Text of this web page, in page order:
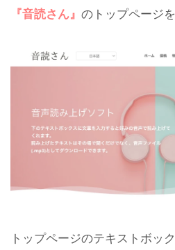
『音読さん』 のトップページを
トップページのテキストボッ